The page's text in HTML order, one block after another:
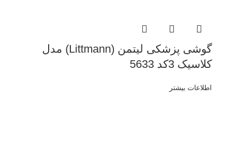
گوشی پزشکی لیتمن (Littmann) مدل
کلاسیک 3کد 5633
اطلاعات بیشتر